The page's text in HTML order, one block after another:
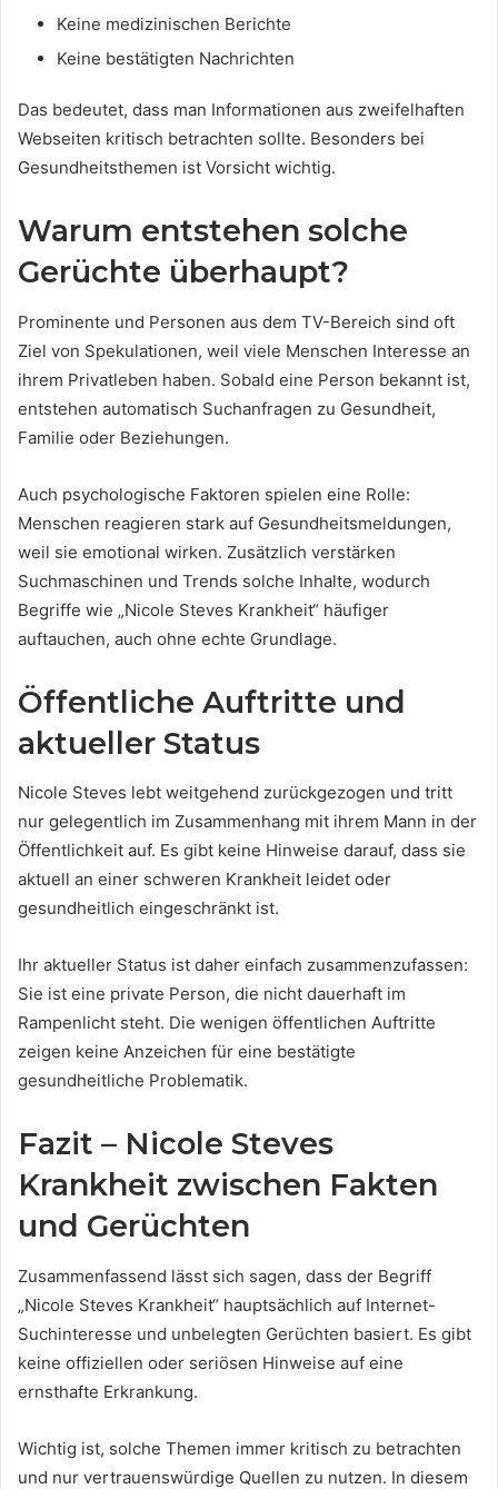
Keine medizinischen Berichte
Keine bestätigten Nachrichten
Das bedeutet, dass man Informationen aus zweifelhaften
Webseiten kritisch betrachten sollte. Besonders bei
Gesundheitsthemen ist Vorsicht wichtig.
Warum entstehen solche
Gerüchte überhaupt?
Prominente und Personen aus dem TV-Bereich sind oft
Ziel von Spekulationen, weil viele Menschen Interesse an
ihrem Privatleben haben. Sobald eine Person bekannt ist,
entstehen automatisch Suchanfragen zu Gesundheit,
Familie oder Beziehungen.
Auch psychologische Faktoren spielen eine Rolle:
Menschen reagieren stark auf Gesundheitsmeldungen,
weil sie emotional wirken. Zusätzlich verstärken
Suchmaschinen und Trends solche Inhalte, wodurch
Begriffe wie „Nicole Steves Krankheit“ häufiger
auftauchen, auch ohne echte Grundlage.
Öffentliche Auftritte und
aktueller Status
Nicole Steves lebt weitgehend zurückgezogen und tritt
nur gelegentlich im Zusammenhang mit ihrem Mann in der
Öffentlichkeit auf. Es gibt keine Hinweise darauf, dass sie
aktuell an einer schweren Krankheit leidet oder
gesundheitlich eingeschränkt ist.
Ihr aktueller Status ist daher einfach zusammenzufassen:
Sie ist eine private Person, die nicht dauerhaft im
Rampenlicht steht. Die wenigen öffentlichen Auftritte
zeigen keine Anzeichen für eine bestätigte
gesundheitliche Problematik.
Fazit – Nicole Steves
Krankheit zwischen Fakten
und Gerüchten
Zusammenfassend lässt sich sagen, dass der Begriff
„Nicole Steves Krankheit“ hauptsächlich auf Internet-
Suchinteresse und unbelegten Gerüchten basiert. Es gibt
keine offiziellen oder seriösen Hinweise auf eine
ernsthafte Erkrankung.
Wichtig ist, solche Themen immer kritisch zu betrachten
und nur vertrauenswürdige Quellen zu nutzen. In diesem